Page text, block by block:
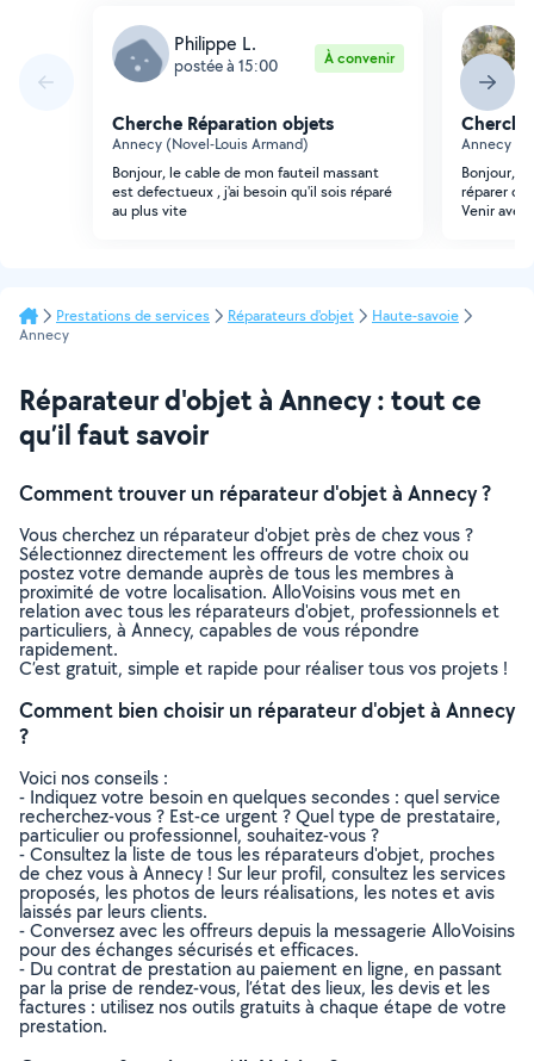
Philippe L.
postée à 15:00 À convenir
Cherche Réparation objets
Annecy (Novel-Louis Armand)
Bonjour, le cable de mon fauteil massant
est defectueux , j'ai besoin qu'il sois réparé
au plus vite
Annecy
Bonjour,
réparer de
Venir
Prestations de services Réparateurs d'objet
Haute-savoie
Annecy
Réparateur d'objet à Annecy : tout ce
qu’il faut savoir
Comment trouver un réparateur d'objet à Annecy ?
Vous cherchez un réparateur d'objet près de chez vous ?
Sélectionnez directement les offreurs de votre choix ou
postez votre demande auprès de tous les membres à
proximité de votre localisation. AlloVoisins vous met en
relation avec tous les réparateurs d'objet, professionnels et
particuliers, à Annecy, capables de vous répondre
rapidement.
C’est gratuit, simple et rapide pour réaliser tous vos projets !
Comment bien choisir un réparateur d'objet à Annecy
?
Voici nos conseils :
- Indiquez votre besoin en quelques secondes : quel service
recherchez-vous ? Est-ce urgent ? Quel type de prestataire,
particulier ou professionnel, souhaitez-vous ?
- Consultez la liste de tous les réparateurs d'objet, proches
de chez vous à Annecy ! Sur leur profil, consultez les services
proposés, les photos de leurs réalisations, les notes et avis
laissés par leurs clients.
- Conversez avec les offreurs depuis la messagerie AlloVoisins
pour des échanges sécurisés et efficaces.
- Du contrat de prestation au paiement en ligne, en passant
par la prise de rendez-vous, l’état des lieux, les devis et les
factures : utilisez nos outils gratuits à chaque étape de votre
prestation.